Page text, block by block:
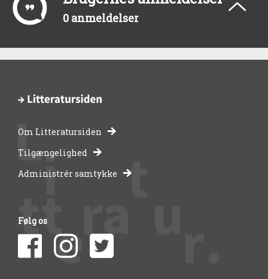
0 anmeldelser
-
bibliotekernes
side
om
Om Litteratursiden
Tilgængelighed
Administrér samtykke
Følg os